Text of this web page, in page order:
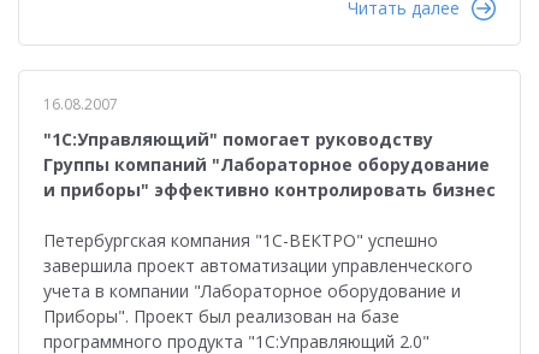
Читать далее
16.08.2007
"1С:Управляющий" помогает руководству
Группы компаний "Лабораторное оборудование
и приборы" эффективно контролировать бизнес
Петербургская компания "1С-ВЕКТРО" успешно
завершила проект автоматизации управленческого
учета в компании "Лабораторное оборудование и
Приборы". Проект был реализован на базе
программного продукта "1С:Управляющий 2.0"